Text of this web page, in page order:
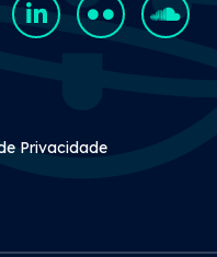
Privacidade